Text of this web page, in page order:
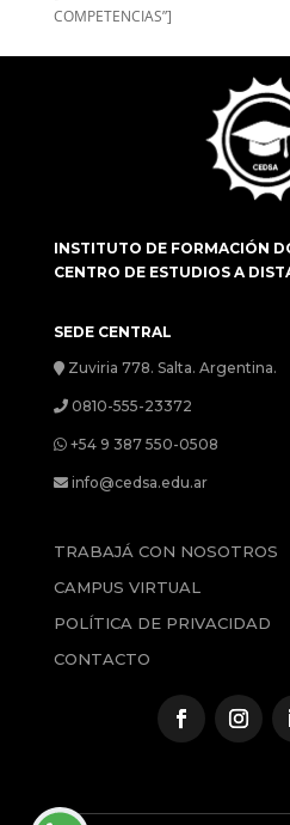
COMPETENCIAS”]
INSTITUTO DE FORMACIÓN
CENTRO DE ESTUDIOS A
SEDE CENTRAL
Zuviria 778. Salta. Argentina.
0810-555-23372
+54 9 387 550-0508
info@cedsa.edu.ar
TRABAJÁ CON NOSOTROS
CAMPUS VIRTUAL
POLÍTICA DE PRIVACIDAD
CONTACTO